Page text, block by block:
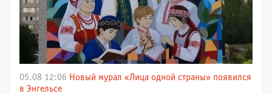
05.08 12:06 Новый мурал «Лица одной страны» появился
в Энгельсе